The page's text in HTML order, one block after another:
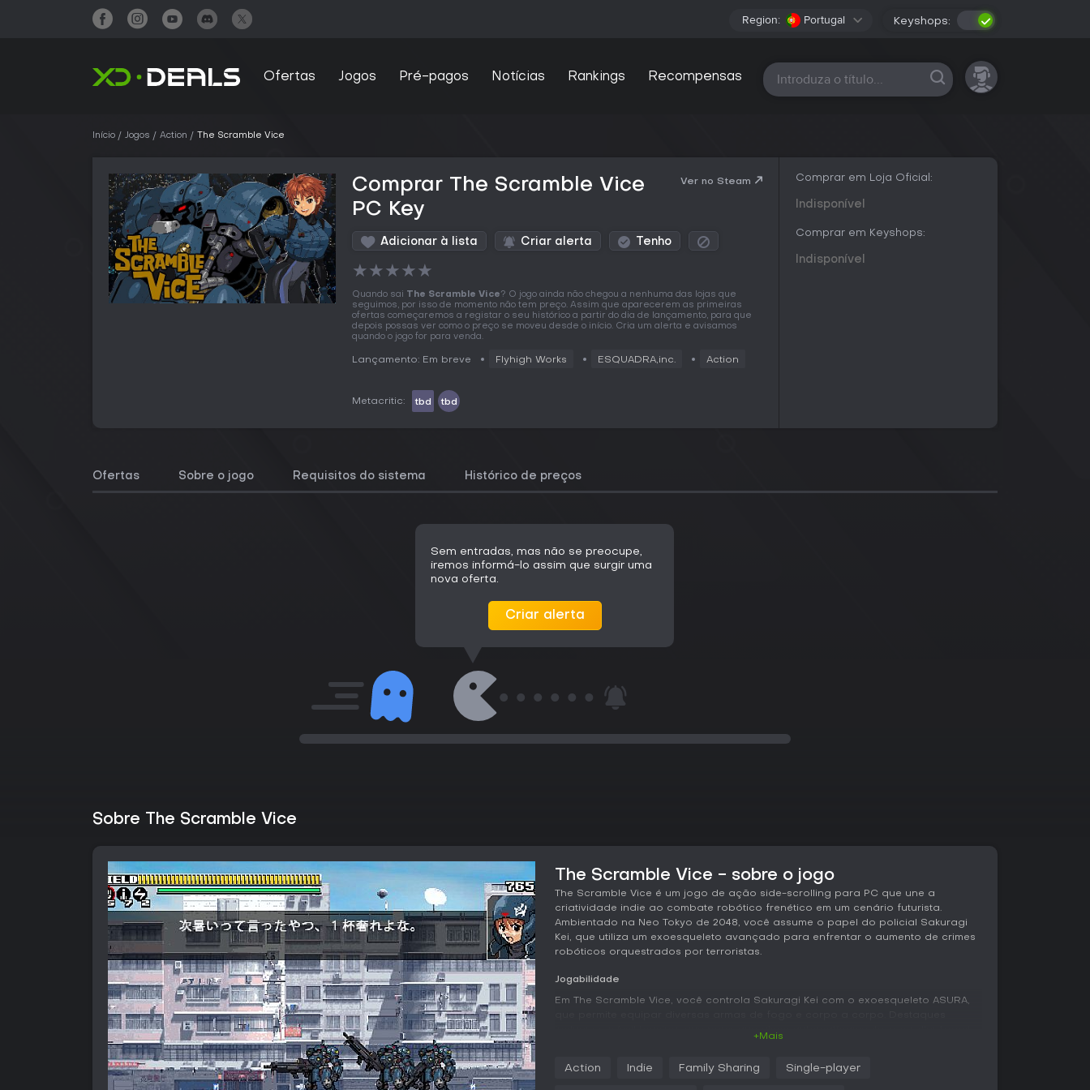
Region: Portugal Keyshops:
Ofertas Jogos Pré-pagos Notícias Rankings Recompensas Todas as plataformas
Início Jogos Action The Scramble Vice
Comprar The Scramble Vice
PC Key
Ver no Steam
Adicionar à lista Criar alerta Tenho
★★★★★
Quando sai The Scramble Vice? O jogo ainda não chegou a nenhuma das lojas que
seguimos, por isso de momento não tem preço. Assim que aparecerem as primeiras
ofertas começaremos a registar o seu histórico a partir do dia de lançamento, para que
depois possas ver como o preço se moveu desde o início. Cria um alerta e avisamos
quando o jogo for para venda.
Lançamento: Em breve Flyhigh Works ESQUADRA,inc. Action
Metacritic: tbd tbd
Comprar em Loja Oficial:
Indisponível
Comprar em Keyshops:
Indisponível
Ofertas Sobre o jogo Requisitos do sistema Histórico de preços
Sem entradas, mas não se preocupe,
iremos informá-lo assim que surgir uma
nova oferta.
Criar alerta
Sobre The Scramble Vice
The Scramble Vice - sobre o jogo
The Scramble Vice é um jogo de ação side-scrolling para PC que une a
criatividade indie ao combate robótico frenético em um cenário futurista.
Ambientado na Neo Tokyo de 2048, você assume o papel do policial Sakuragi
Kei, que utiliza um exoesqueleto avançado para enfrentar o aumento de crimes
robóticos orquestrados por terroristas.
Jogabilidade
Em The Scramble Vice, você controla Sakuragi Kei com o exoesqueleto ASURA,
+Mais
Action Indie Family Sharing Single-player